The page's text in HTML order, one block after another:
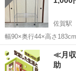
佐賀駅
幅90×奥行44×高さ183cm 丈夫なスチール製で、衣類収納や物置き、ク
ローゼット代わりにも
り、中央にはハンガー
置く収納」どちらにも...
佐賀 佐賀市 佐賀
≪月収
助